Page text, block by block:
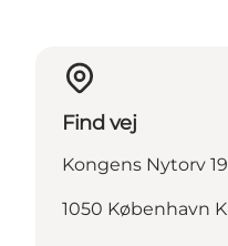
Find vej
Kongens Nytorv 19
1050 København K